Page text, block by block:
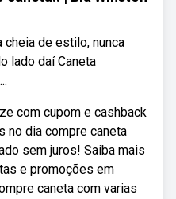
cheia de estilo, nunca
lado daí Caneta
com cupom e cashback
dia compre caneta
sem juros! Saiba mais
e promoções em
caneta com varias